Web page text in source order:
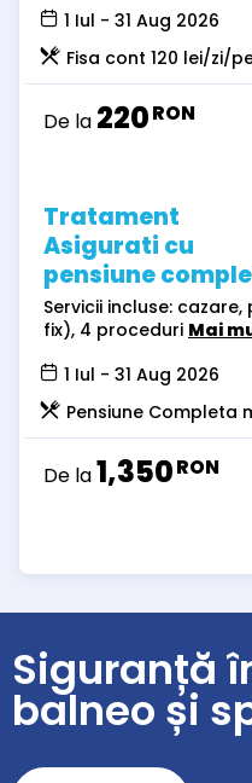
1 Iul - 31 Aug 2026
Fisa cont 120 lei/zi/
De la 220RON
Tratament
Asigurati cu
pensiune
Servicii incluse:
fix), 4 proceduri Mai
1 Iul - 31 Aug 2026
Pensiune Completa
De la1,350RON
Siguranță
balneo și